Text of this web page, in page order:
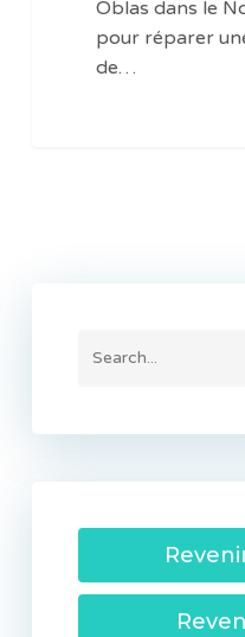
canalisation
Oblas dans le
pour réparer
de…